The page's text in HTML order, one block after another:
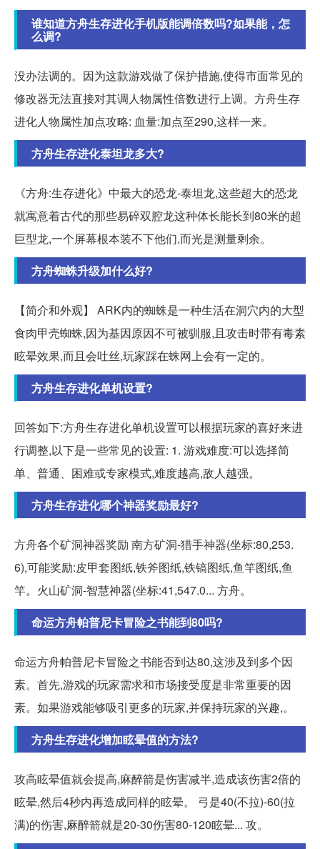
谁知道方舟生存进化手机版能调倍数吗?如果能，怎
么调?
没办法调的。因为这款游戏做了保护措施,使得市面常见的
修改器无法直接对其调人物属性倍数进行上调。方舟生存
进化人物属性加点攻略: 血量:加点至290,这样一来。
方舟生存进化泰坦龙多大?
《方舟:生存进化》中最大的恐龙-泰坦龙,这些超大的恐龙
就寓意着古代的那些易碎双腔龙这种体长能长到80米的超
巨型龙,一个屏幕根本装不下他们,而光是测量剩余。
方舟蜘蛛升级加什么好?
【简介和外观】 ARK内的蜘蛛是一种生活在洞穴内的大型
食肉甲壳蜘蛛,因为基因原因不可被驯服,且攻击时带有毒素
眩晕效果,而且会吐丝,玩家踩在蛛网上会有一定的。
方舟生存进化单机设置?
回答如下:方舟生存进化单机设置可以根据玩家的喜好来进
行调整,以下是一些常见的设置: 1. 游戏难度:可以选择简
单、普通、困难或专家模式,难度越高,敌人越强。
方舟生存进化哪个神器奖励最好?
方舟各个矿洞神器奖励 南方矿洞-猎手神器(坐标:80,253.
6),可能奖励:皮甲套图纸,铁斧图纸,铁镐图纸,鱼竿图纸,鱼
竿。火山矿洞-智慧神器(坐标:41,547.0... 方舟。
命运方舟帕普尼卡冒险之书能到80吗?
命运方舟帕普尼卡冒险之书能否到达80,这涉及到多个因
素。首先,游戏的玩家需求和市场接受度是非常重要的因
素。如果游戏能够吸引更多的玩家,并保持玩家的兴趣,。
方舟生存进化增加眩晕值的方法?
攻高眩晕值就会提高,麻醉箭是伤害减半,造成该伤害2倍的
眩晕,然后4秒内再造成同样的眩晕。 弓是40(不拉)-60(拉
满)的伤害,麻醉箭就是20-30伤害80-120眩晕... 攻。